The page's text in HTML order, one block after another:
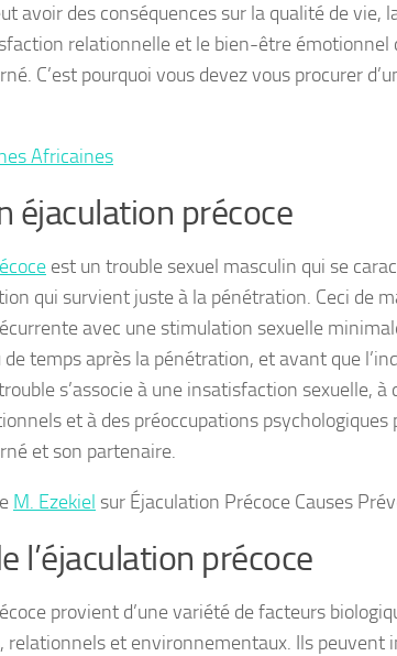
avoir des conséquences sur la qualité de vie,
relationnelle et le bien-être émotionnel
C’est pourquoi vous devez vous procurer
Africaines
éjaculation précoce
est un trouble sexuel masculin qui se
qui survient juste à la pénétration. Ceci de
avec une stimulation sexuelle
temps après la pénétration, et avant que
s’associe à une insatisfaction sexuelle, à
et à des préoccupations psychologiques
et son partenaire.
M. Ezekiel sur Éjaculation Précoce Causes
l’éjaculation précoce
provient d’une variété de facteurs
relationnels et environnementaux. Ils peuvent